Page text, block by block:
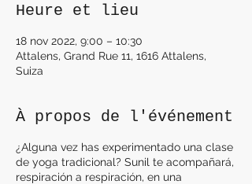
Heure et lieu
18 nov 2022, 9:00 – 10:30
Attalens, Grand Rue 11, 1616 Attalens,
Suiza
À propos de l'événement
¿Alguna vez has experimentado una clase
de yoga tradicional? Sunil te acompañará,
respiración a respiración, en una